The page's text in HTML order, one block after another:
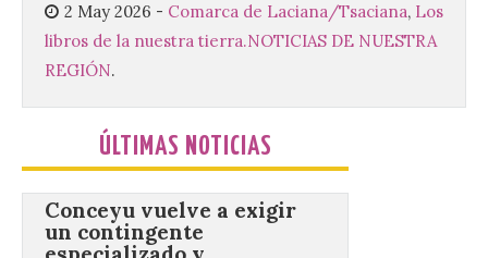
2 May 2026 - Comarca de Laciana/Tsaciana, Los
libros de la nuestra tierra.NOTICIAS DE NUESTRA
REGIÓN.
ÚLTIMAS NOTICIAS
inéditas, destinadas a coro, con un
premio de 3.000 euros. Las candidaturas
noviembre. La Universidad, a […]
Conceyu vuelve a exigir
especializado y
profesional de bomberos
forestales en el País